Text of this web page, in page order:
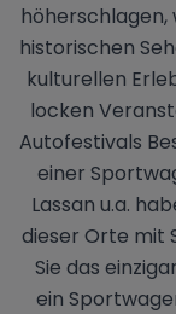
höherschlagen,
historischen
kulturellen
locken
Autofestivals
einer
Lassan u.a.
dieser Orte mit
Sie das
ein